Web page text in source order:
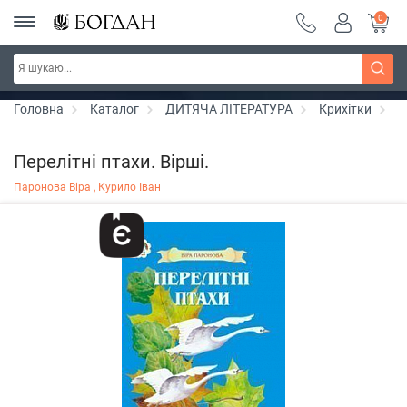
РОЗПРОДАЖ ~ 150 грн ~ 200 грн ~ 250 грн ~
300 грн ~ РОЗПРОДАЖ
Дізнатись більше
0
Головна Каталог ДИТЯЧА ЛІТЕРАТУРА Крихітки
Перелітні птахи. Вірші.
Паронова Віра , Курило Іван